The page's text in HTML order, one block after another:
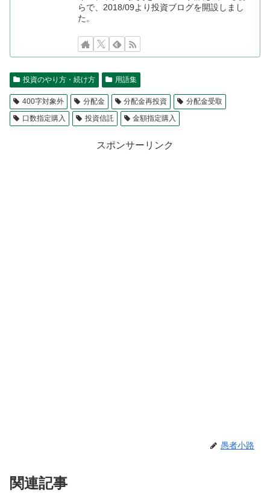
らで、2018/09より投資ブログを開設しまし
た。
投資のやり方・続け方 用語集
400字対象外 分配金 分配金再投資
分配金受取
口数指定購入
投資信託 金額指定購入
スポンサーリンク
愚者小路
関連記事